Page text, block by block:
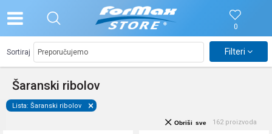
0
Šaranski ribolov
Sortiraj Filteri
Lista: Šaranski ribolov
162 proizvoda
Obriši sve